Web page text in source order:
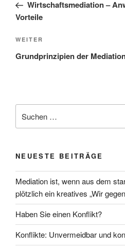
Wirtschaftsmediation –
Vorteile
Nächster
Beitrag
WEITER
Grundprinzipien der
nach:
NEUESTE BEITRÄGE
Mediation ist, wenn aus dem
plötzlich ein kreatives „Wir
Haben Sie einen Konflikt?
Konflikte: Unvermeidbar und